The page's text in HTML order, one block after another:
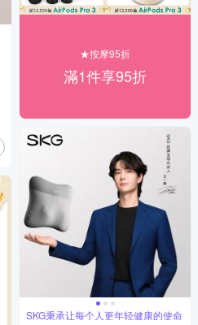
★按摩95折
滿1件享95折
SKG秉承让每个人更年轻健康的使命